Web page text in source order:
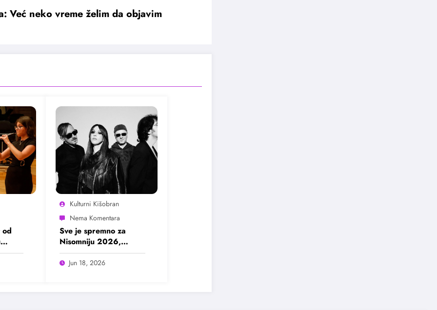
Već neko vreme želim da objavim
od
Kulturni Kišobran
Sve je spremno za
Nisomniju 2026,
pogledajte program
Jun 18, 2026